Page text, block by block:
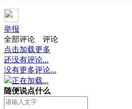
举报
全部评论
评论
点击加载更多
还没有评论...
没有更多评论...
正在加载...
随便说点什么